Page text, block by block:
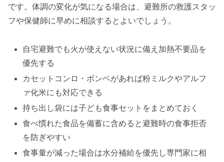
です。体調の変化が気になる場合は、避難所の救護スタッ
フや保健師に早めに相談するとよいでしょう。
自宅避難でも火が使えない状況に備え加熱不要品を
優先する
カセットコンロ・ボンベがあれば粉ミルクやアルフ
ァ化米にも対応できる
持ち出し袋には子ども食事セットをまとめておく
食べ慣れた食品を備蓄に含めると避難時の食事拒否
を防ぎやすい
食事量が減った場合は水分補給を優先し専門家に相